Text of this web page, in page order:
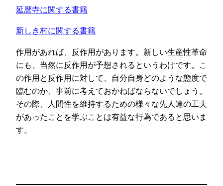
延暦寺に関する書籍
新しき村に関する書籍
作用があれば、反作用があります。新しい生産性革命
にも、当然に反作用が予想されるというわけです。こ
の作用と反作用に対して、自分自身どのような態度で
臨むのか、事前に考えておかねばならないでしょう。
その際、人間性を維持するための様々な先人達の工夫
があったことを学ぶことは有益な行為であると思いま
す。